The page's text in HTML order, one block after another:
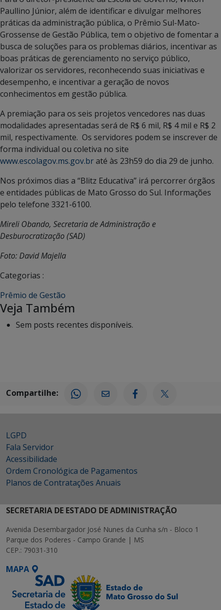
Paullino Júnior, além de identificar e divulgar melhores
práticas da administração pública, o Prêmio Sul-Mato-
Grossense de Gestão Pública, tem o objetivo de fomentar a
busca de soluções para os problemas diários, incentivar as
boas práticas de gerenciamento no serviço público,
valorizar os servidores, reconhecendo suas iniciativas e
desempenho, e incentivar a geração de novos
conhecimentos em gestão pública.
A premiação para os seis projetos vencedores nas duas
modalidades apresentadas será de R$ 6 mil, R$ 4 mil e R$ 2
mil, respectivamente. Os servidores podem se inscrever de
forma individual ou coletiva no site
www.escolagov.ms.gov.braté às 23h59 do dia 29 de junho.
Nos próximos dias a “Blitz Educativa” irá percorrer órgãos
e entidades públicas de Mato Grosso do Sul. Informações
pelo telefone 3321-6100.
Mireli Obando, Secretaria de Administração e
Desburocratização (SAD)
Foto: David Majella
Categorias :
Prêmio de Gestão
Veja Também
Sem posts recentes disponíveis.
Compartilhe:
LGPD
Fala Servidor
Acessibilidade
Ordem Cronológica de Pagamentos
Planos de Contratações Anuais
SECRETARIA DE ESTADO DE ADMINISTRAÇÃO
Avenida Desembargador José Nunes da Cunha s/n - Bloco 1
Parque dos Poderes - Campo Grande | MS
CEP.: 79031-310
MAPA